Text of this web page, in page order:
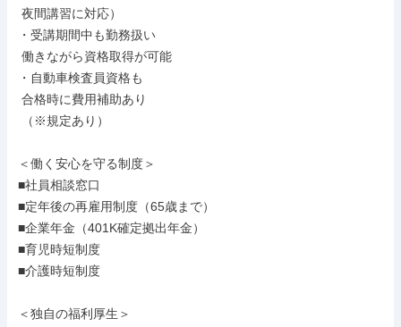
・受講期間中も勤務扱い
・自動車検査員資格も
＜働く安心を守る制度＞
■社員相談窓口
■定年後の再雇用制度（65歳まで）
■企業年金（401K確定拠出年金）
■育児時短制度
■介護時短制度
＜独自の福利厚生＞